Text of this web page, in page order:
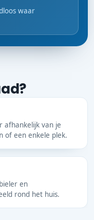
waar
afhankelijk van je
of een enkele plek.
en
rond het huis.